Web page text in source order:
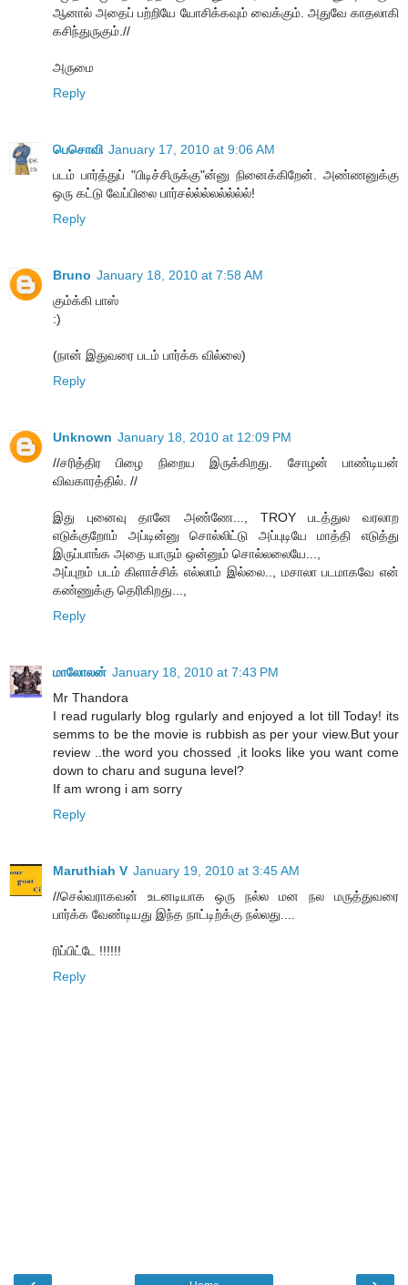
ஆனால் அதைப் பற்றியே யோசிக்கவும் வைக்கும். அதுவே காதலாகி
கசிந்துருகும்.//
அருமை
Reply
பெசொவி January 17, 2010 at 9:06 AM
படம் பார்த்துப் "பிடிச்சிருக்கு"ன்னு நினைக்கிறேன். அண்ணனுக்கு
ஒரு கட்டு வேப்பிலை பார்சல்ல்ல்லல்ல்ல்ல்!
Reply
Bruno January 18, 2010 at 7:58 AM
கும்க்கி பாஸ்
:)
(நான் இதுவரை படம் பார்க்க வில்லை)
Reply
Unknown January 18, 2010 at 12:09 PM
//சரித்திர பிழை நிறைய இருக்கிறது. சோழன் பாண்டியன்
விவகாரத்தில். //
இது புனைவு தானே அண்ணே..., TROY படத்துல வரலாற
எடுக்குறோம் அப்டின்னு சொல்லிட்டு அப்புடியே மாத்தி எடுத்து
இருப்பாங்க அதை யாரும் ஒன்னும் சொல்லலையே...,
அப்புறம் படம் கிளாச்சிக் எல்லாம் இல்லை.., மசாலா படமாகவே என்
கண்ணுக்கு தெரிகிறது...,
Reply
மாலோலன் January 18, 2010 at 7:43 PM
Mr Thandora
I read rugularly blog rgularly and enjoyed a lot till Today! its
semms to be the movie is rubbish as per your view.But your
review ..the word you chossed ,it looks like you want come
down to charu and suguna level?
If am wrong i am sorry
Reply
Maruthiah V January 19, 2010 at 3:45 AM
//செல்வராகவன் உடனடியாக ஒரு நல்ல மன நல மருத்துவரை
பார்க்க வேண்டியது இந்த நாட்டிற்க்கு நல்லது....
ரிப்பிட்டே !!!!!!
Reply